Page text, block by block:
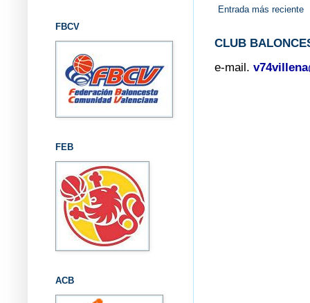
Entrada más reciente
CLUB
e-mail.
FBCV
FEB
ACB